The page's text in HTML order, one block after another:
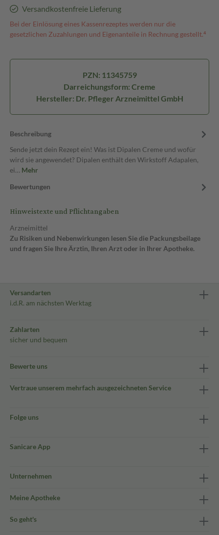
Versandkostenfreie Lieferung
Bei der Einlösung eines Kassenrezeptes werden nur die
gesetzlichen Zuzahlungen und Eigenanteile in Rechnung gestellt.⁴
PZN: 11345759
Darreichungsform: Creme
Hersteller: Dr. Pfleger Arzneimittel GmbH
Beschreibung
Sende jetzt dein Rezept ein! Was ist Dipalen Creme und wofür
wird sie angewendet? Dipalen enthält den Wirkstoff Adapalen,
ei… Mehr
Bewertungen
Hinweistexte und Pflichtangaben
Arzneimittel
Zu Risiken und Nebenwirkungen lesen Sie die Packungsbeilage
und fragen Sie Ihre Ärztin, Ihren Arzt oder in Ihrer Apotheke.
Versandarten
i.d.R. am nächsten Werktag
Zahlarten
sicher und bequem
Bewerte uns
Vertraue unserem mehrfach ausgezeichneten Service
Folge uns
Sanicare App
Unternehmen
Meine Apotheke
So geht's